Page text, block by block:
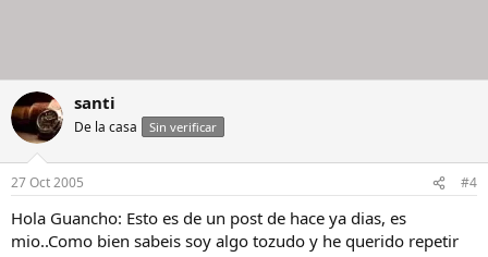
santi
De la casa Sin verificar
27 Oct 2005 #4
Hola Guancho: Esto es de un post de hace ya dias, es
mio..Como bien sabeis soy algo tozudo y he querido repetir